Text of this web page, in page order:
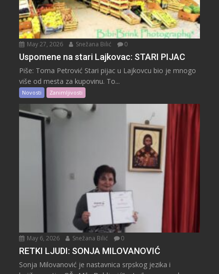
May 27, 2026 Snežana Bilić 0
Uspomene na stari Lajkovac: STARI PIJAC
Piše: Toma Petrović Stari pijac u Lajkovcu bio je mnogo
više od mesta za kupovinu. To...
Novosti Zanimljivosti
May 6, 2026 Snežana Bilić 0
RETKI LJUDI: SONJA MILOVANOVIĆ
Sonja Milovanović je nastavnica srpskog jezika i